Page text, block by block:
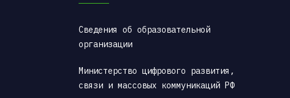
Сведения об образовательной
организации
Министерство цифрового развития,
связи и массовых коммуникаций РФ